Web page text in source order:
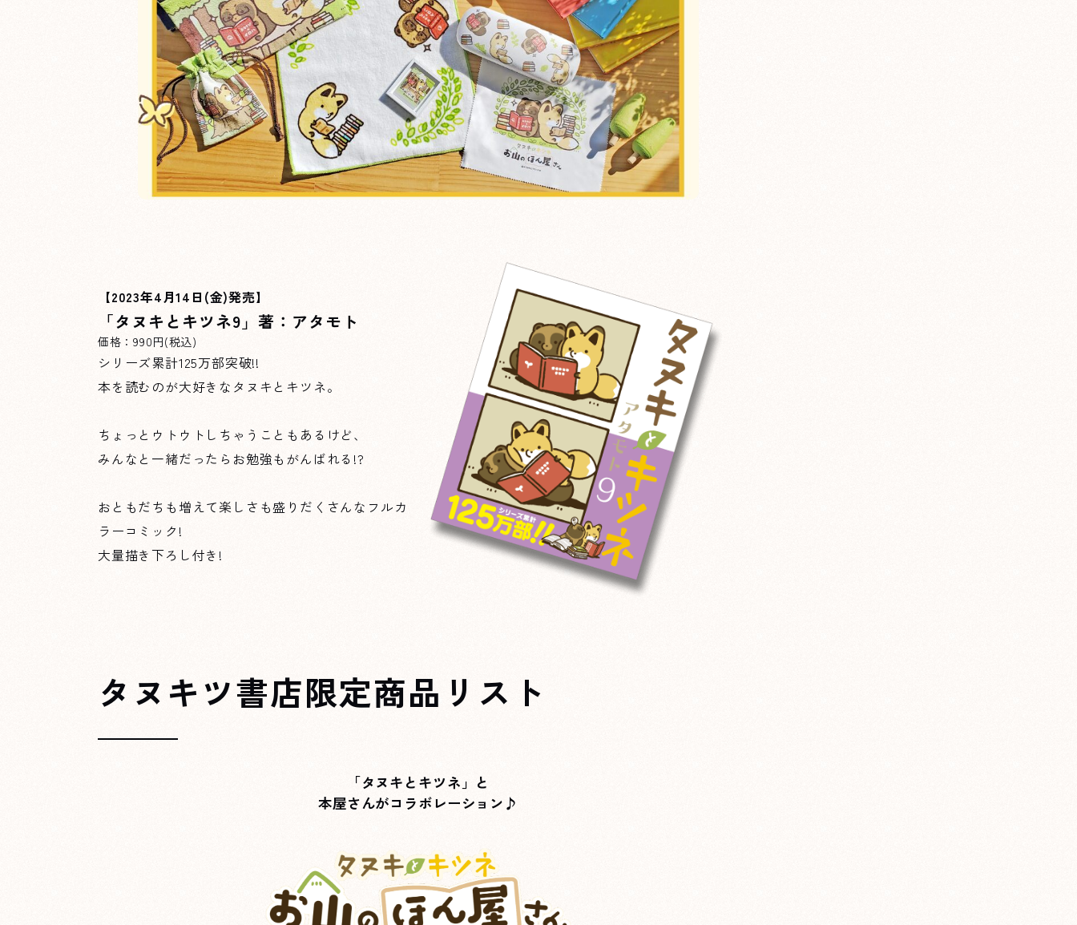
【2023年4月14日(金)発売】
「タヌキとキツネ9」著：アタモト
価格：990円(税込)
シリーズ累計125万部突破!!
本を読むのが大好きなタヌキとキツネ。
ちょっとウトウトしちゃうこともあるけど、
みんなと一緒だったらお勉強もがんばれる!?
おともだちも増えて楽しさも盛りだくさんなフルカ
ラーコミック!
大量描き下ろし付き!
タヌキツ書店限定商品リスト
「タヌキとキツネ」と
本屋さんがコラボレーション♪